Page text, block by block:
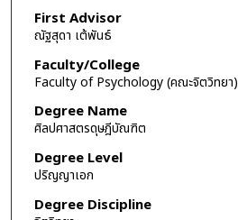
First Advisor
ณัฐสุดา เต้พันธ์
Faculty/College
Faculty of Psychology (คณะจิตวิทยา)
Degree Name
ศิลปศาสตรดุษฎีบัณฑิต
Degree Level
ปริญญาเอก
Degree Discipline